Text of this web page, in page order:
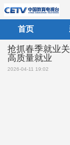
首页
抢抓春季就业
高质量就业
2026-04-11 19:02